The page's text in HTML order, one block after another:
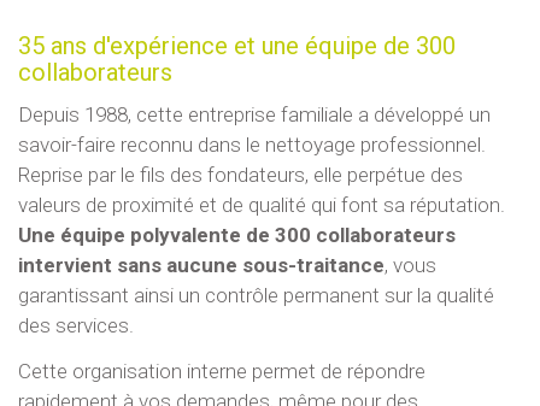
35 ans d'expérience et une équipe de 300
collaborateurs
Depuis 1988, cette entreprise familiale a développé un
savoir-faire reconnu dans le nettoyage professionnel.
Reprise par le fils des fondateurs, elle perpétue des
valeurs de proximité et de qualité qui font sa réputation.
Une équipe polyvalente de 300 collaborateurs
intervient sans aucune sous-traitance, vous
garantissant ainsi un contrôle permanent sur la qualité
des services.
Cette organisation interne permet de répondre
rapidement à vos demandes, même pour des